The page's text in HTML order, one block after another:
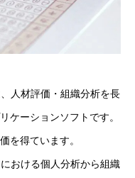
人材評価・組織分析を長
ケーションソフトです。
を得ています。
おける個人分析から組織